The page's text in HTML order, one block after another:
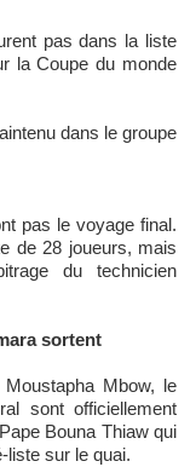
pas dans la liste
la Coupe du monde
dans le groupe
pas le voyage final.
de 28 joueurs, mais
du technicien
sortent
Mbow, le
sont officiellement
Bouna Thiaw qui
sur le quai.